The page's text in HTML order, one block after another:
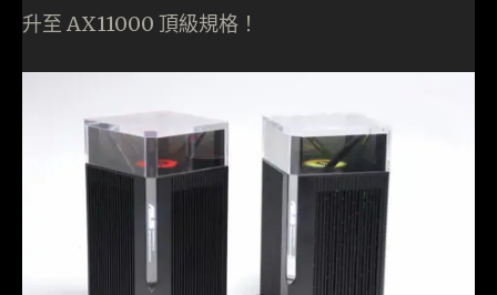
升至 AX11000 頂級規格！